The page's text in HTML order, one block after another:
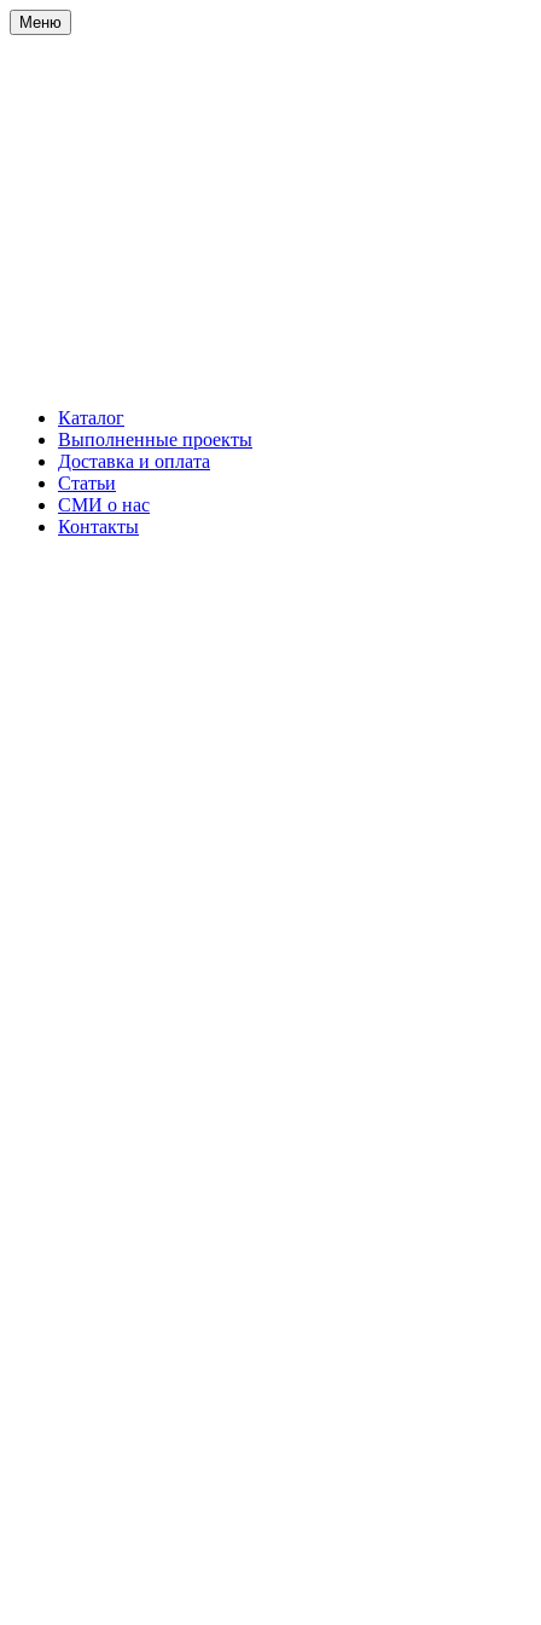
Меню
Каталог
Выполненные проекты
Доставка и оплата
Статьи
СМИ о нас
Контакты